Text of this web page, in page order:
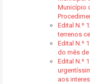
Município
Edital N.º
terrenos
Edital N.º
do mês
Edital N.º
aos